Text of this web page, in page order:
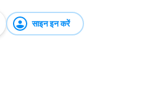
साइन इन करें